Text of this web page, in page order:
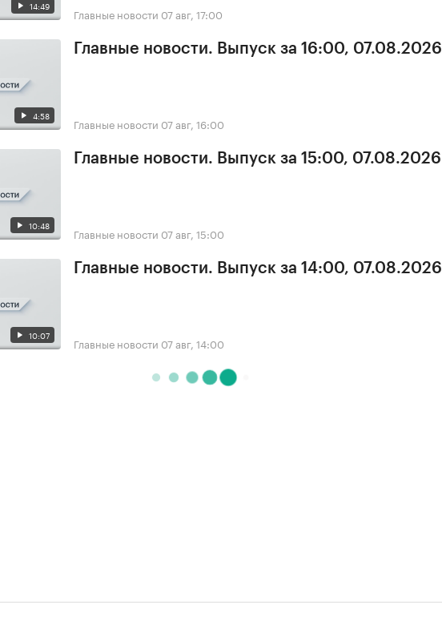
14:49 Главные новости 07 авг, 17:00
4:58
Главные новости. Выпуск за 16:00, 07.08.2026
Главные новости 07 авг, 16:00
10:48
Главные новости. Выпуск за 15:00, 07.08.2026
Главные новости 07 авг, 15:00
10:07
Главные новости. Выпуск за 14:00, 07.08.2026
Главные новости 07 авг, 14:00